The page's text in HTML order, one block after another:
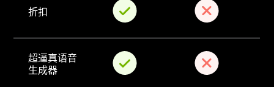
折扣
超逼真语音
生成器